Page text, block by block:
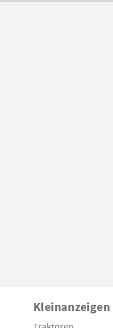
Kleinanzeigen